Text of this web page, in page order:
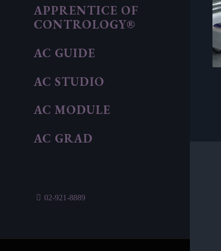
APPRENTICE OF
CONTROLOGY®
AC GUIDE
AC STUDIO
AC MODULE
AC GRAD
02-921-8889